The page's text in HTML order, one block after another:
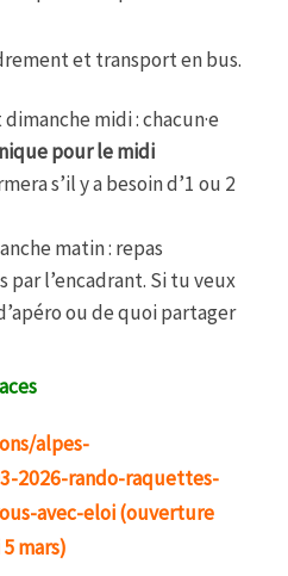
et transport en bus.
midi : chacun·e
pour le midi
s’il y a besoin d’1 ou 2
matin : repas
par l’encadrant. Si tu veux
ou de quoi partager
alpes-
2026-rando-raquettes-
avec-eloi(ouverture
mars)